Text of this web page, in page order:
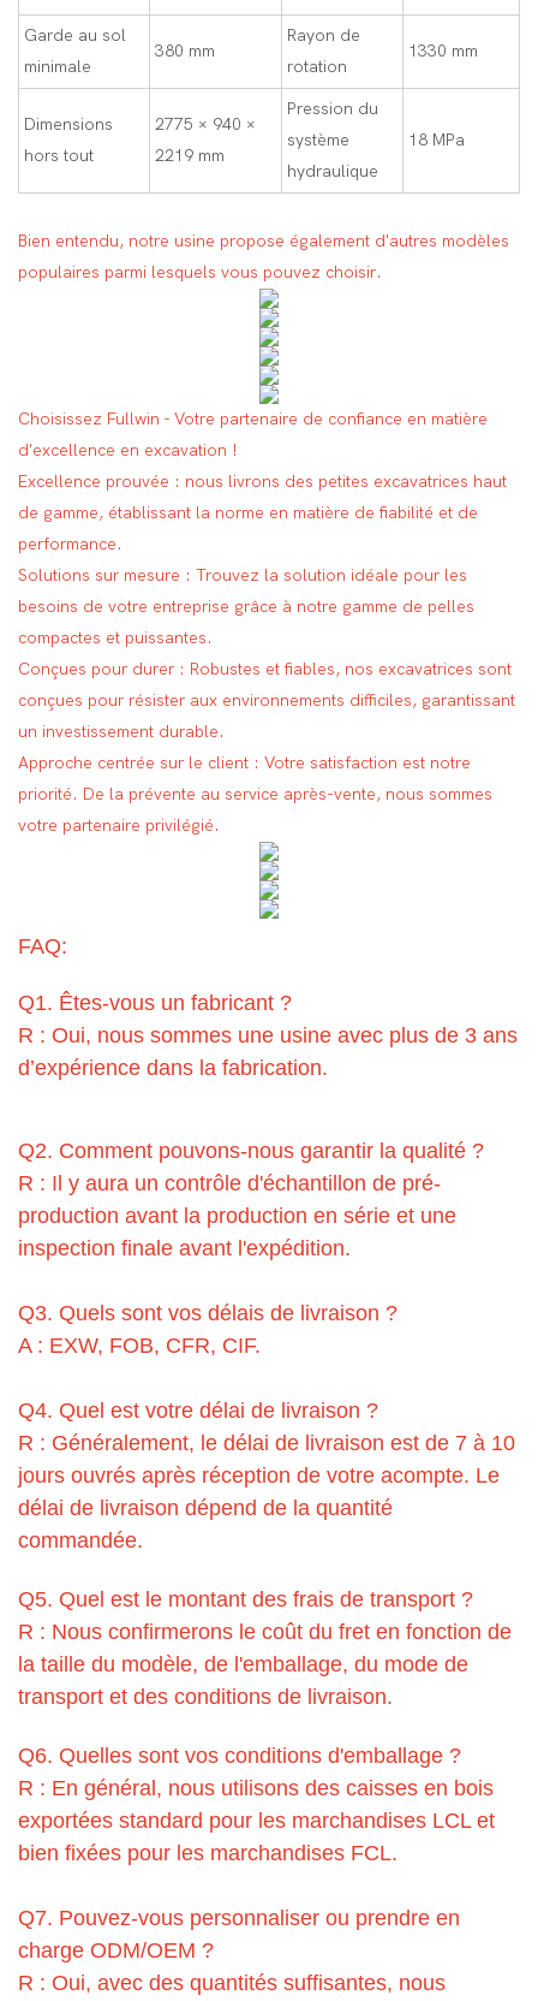
Garde au sol
minimale
380 mm
Rayon de
rotation
1330 mm
Dimensions
hors tout
2775 × 940 ×
2219 mm
Pression du
système
hydraulique
18 MPa
Bien entendu, notre usine propose également d'autres modèles
populaires parmi lesquels vous pouvez choisir.
Choisissez Fullwin - Votre partenaire de confiance en matière
d'excellence en excavation !
Excellence prouvée : nous livrons des petites excavatrices haut
de gamme, établissant la norme en matière de fiabilité et de
performance.
Solutions sur mesure : Trouvez la solution idéale pour les
besoins de votre entreprise grâce à notre gamme de pelles
compactes et puissantes.
Conçues pour durer : Robustes et fiables, nos excavatrices sont
conçues pour résister aux environnements difficiles, garantissant
un investissement durable.
Approche centrée sur le client : Votre satisfaction est notre
priorité. De la prévente au service après-vente, nous sommes
votre partenaire privilégié.
FAQ:
Q1. Êtes-vous un fabricant ?
R : Oui, nous sommes une usine avec plus de 3 ans
d’expérience dans la fabrication.
Q2. Comment pouvons-nous garantir la qualité ?
R : Il y aura un contrôle d'échantillon de pré-
production avant la production en série et une
inspection finale avant l'expédition.
Q3. Quels sont vos délais de livraison ?
A : EXW, FOB, CFR, CIF.
Q4. Quel est votre délai de livraison ?
R : Généralement, le délai de livraison est de 7 à 10
jours ouvrés après réception de votre acompte. Le
délai de livraison dépend de la quantité
commandée.
Q5. Quel est le montant des frais de transport ?
R : Nous confirmerons le coût du fret en fonction de
la taille du modèle, de l'emballage, du mode de
transport et des conditions de livraison.
Q6. Quelles sont vos conditions d'emballage ?
R : En général, nous utilisons des caisses en bois
exportées standard pour les marchandises LCL et
bien fixées pour les marchandises FCL.
Q7. Pouvez-vous personnaliser ou prendre en
charge ODM/OEM ?
R : Oui, avec des quantités suffisantes, nous